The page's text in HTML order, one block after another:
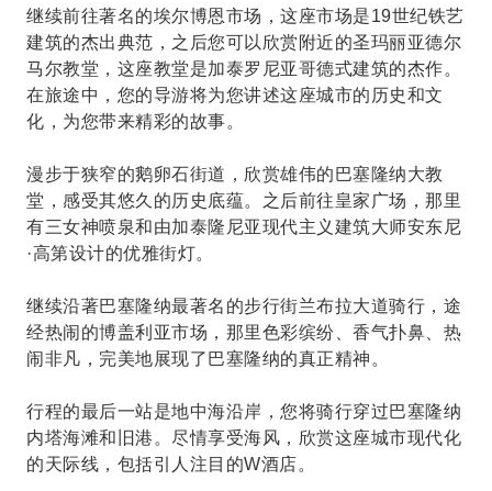
继续前往著名的埃尔博恩市场，这座市场是19世纪铁艺
建筑的杰出典范，之后您可以欣赏附近的圣玛丽亚德尔
马尔教堂，这座教堂是加泰罗尼亚哥德式建筑的杰作。
在旅途中，您的导游将为您讲述这座城市的历史和文
化，为您带来精彩的故事。
漫步于狭窄的鹅卵石街道，欣赏雄伟的巴塞隆纳大教
堂，感受其悠久的历史底蕴。之后前往皇家广场，那里
有三女神喷泉和由加泰隆尼亚现代主义建筑大师安东尼
·高第设计的优雅街灯。
继续沿著巴塞隆纳最著名的步行街兰布拉大道骑行，途
经热闹的博盖利亚市场，那里色彩缤纷、香气扑鼻、热
闹非凡，完美地展现了巴塞隆纳的真正精神。
行程的最后一站是地中海沿岸，您将骑行穿过巴塞隆纳
内塔海滩和旧港。尽情享受海风，欣赏这座城市现代化
的天际线，包括引人注目的W酒店。